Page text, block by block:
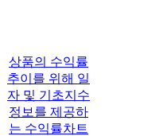
상품의 수익률
추이를 위해 일
자 및 기초지수
정보를 제공하
는 수익률차트